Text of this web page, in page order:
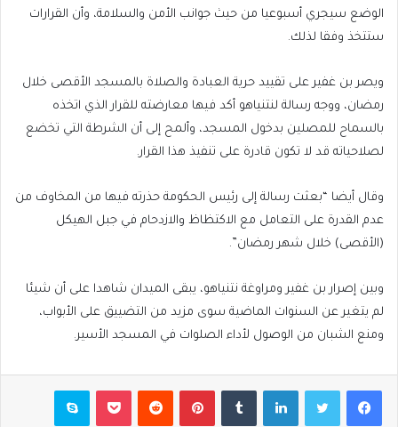
الوضع سيجري أسبوعيا من حيث جوانب الأمن والسلامة، وأن القرارات
ستتخذ وفقا لذلك.
ويصر بن غفير على تقييد حرية العبادة والصلاة بالمسجد الأقصى خلال
رمضان، ووجه رسالة لنتنياهو أكد فيها معارضته للقرار الذي اتخذه
بالسماح للمصلين بدخول المسجد، وألمح إلى أن الشرطة التي تخضع
لصلاحياته قد لا تكون قادرة على تنفيذ هذا القرار.
وقال أيضا “بعثت رسالة إلى رئيس الحكومة حذرته فيها من المخاوف من
عدم القدرة على التعامل مع الاكتظاظ والازدحام في جبل الهيكل
(الأقصى) خلال شهر رمضان”.
وبين إصرار بن غفير ومراوغة نتنياهو، يبقى الميدان شاهدا على أن شيئا
لم يتغير عن السنوات الماضية سوى مزيد من التضييق على الأبواب،
ومنع الشبان من الوصول لأداء الصلوات في المسجد الأسير.
فيسبوكتويتر لينكدإن بينتيريست بوكيت سكايب